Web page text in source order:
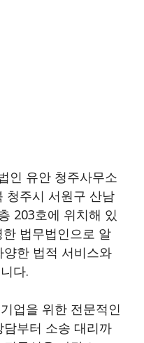
인 유안 청주사무소
청주시 서원구 산남
203호에 위치해 있
법무법인으로 알
한 법적 서비스와
다.
업을 위한 전문적인
부터 소송 대리까